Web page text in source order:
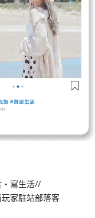
寫生活//
家駐站部落客